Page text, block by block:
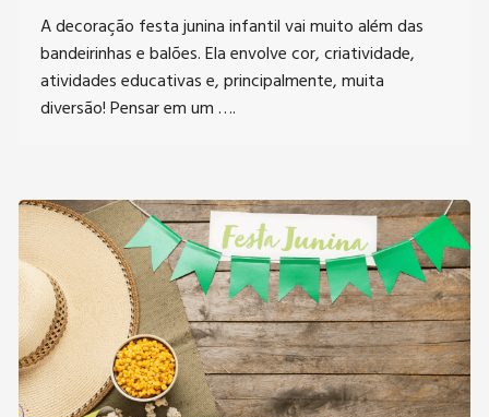
A decoração festa junina infantil vai muito além das
bandeirinhas e balões. Ela envolve cor, criatividade,
atividades educativas e, principalmente, muita
diversão! Pensar em um ….